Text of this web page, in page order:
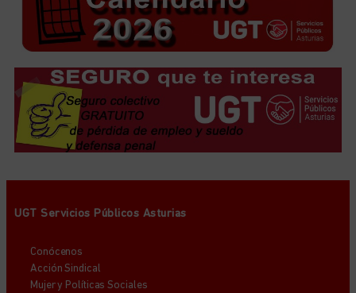
UGT Servicios Públicos Asturias
Conócenos
Acción Sindical
Mujer y Políticas Sociales